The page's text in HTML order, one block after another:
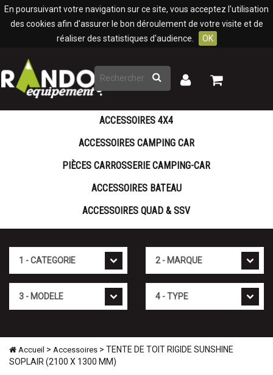
En poursuivant votre navigation sur ce site, vous acceptez l'utilisation
des cookies afin d'assurer le bon déroulement de votre visite et de
réaliser des statistiques d'audience.
OK
Rechercher
Mon
Mon
ACCESSOIRES 4X4
ACCESSOIRES CAMPING CAR
PIÈCES CARROSSERIE CAMPING-CAR
ACCESSOIRES BATEAU
ACCESSOIRES QUAD & SSV
Accueil > Accessoires > TENTE DE TOIT RIGIDE SUNSHINE
SOPLAIR (2100 X 1300 MM)
Panneau de gestion des cookies